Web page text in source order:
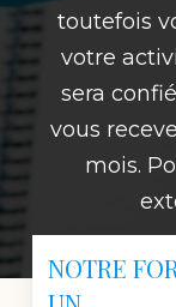
toutefois
votre
sera
vous
mois.
NOTRE